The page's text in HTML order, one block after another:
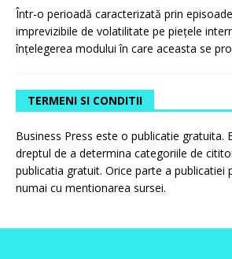
Într-o perioadă caracterizată prin
imprevizibile de volatilitate pe piețele
înțelegerea modului în care aceasta se
TERMENI SI CONDITII
Business Press este o publicatie gratuita.
dreptul de a determina categoriile de
publicatia gratuit. Orice parte a publicatiei
numai cu mentionarea sursei.